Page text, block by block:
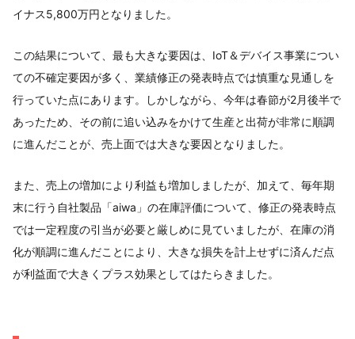
イナス5,800万円となりました。
この結果について、最も大きな要因は、IoT＆デバイス事業につい
ての不確定要因が多く、業績修正の発表時点では慎重な見通しを
行っていた点にあります。しかしながら、今年は春節が2月後半で
あったため、その前に追い込みをかけて生産と出荷が非常に順調
に進んだことが、売上面では大きな要因となりました。
また、売上の増加により利益も増加しましたが、加えて、毎年期
末に行う自社製品「aiwa」の在庫評価について、修正の発表時点
では一定程度の引当が必要と厳しめに見ていましたが、在庫の消
化が順調に進んだことにより、大きな損失を計上せずに済んだ点
が利益面で大きくプラス効果としてはたらきました。